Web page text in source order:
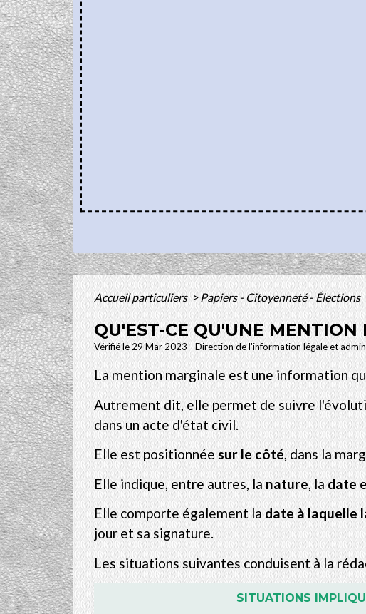
Accueil particuliers> Papiers - Citoyenneté - Élections
QU'EST-CE QU'UNE
Vérifié le 29 Mar 2023 - Direction de l'information légale et
La mention marginale est une information
Autrement dit, elle permet de suivre
dans un acte d'état civil.
Elle est positionnée sur le côté, dans la
Elle indique, entre autres, lanature, ladate
Elle comporte également ladate à laquelle
jour et sa signature.
Les situations suivantes conduisent à la
SITUATIONS